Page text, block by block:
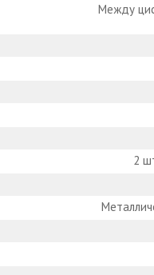
Между
2